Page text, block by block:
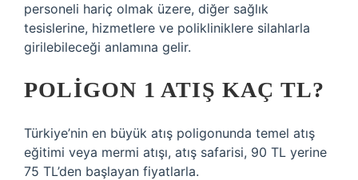
personeli hariç olmak üzere, diğer sağlık
tesislerine, hizmetlere ve polikliniklere silahlarla
girilebileceği anlamına gelir.
POLIGON 1 ATIŞ KAÇ TL?
Türkiye’nin en büyük atış poligonunda temel atış
eğitimi veya mermi atışı, atış safarisi, 90 TL yerine
75 TL’den başlayan fiyatlarla.